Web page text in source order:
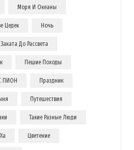
Моря И Океаны
Цедек Ночь
До Рассвета
Пешие Походы
ПИОН Праздник
Путешествия
Такие Разные Люди
Цветение